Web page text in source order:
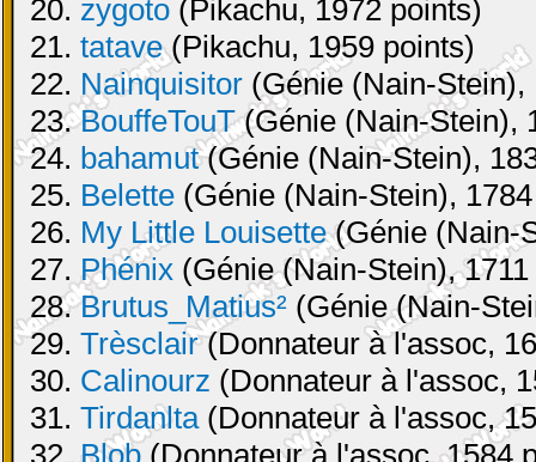
20. zygoto (Pikachu, 1972 points)
21. tatave(Pikachu, 1959 points)
22. Nainquisitor (Génie (Nain-Stein),
23.BouffeTouT(Génie (Nain-Stein),
24. bahamut(Génie (Nain-Stein),
25. Belette (Génie (Nain-Stein),
26. My Little Louisette(Génie (Nain-
27. Phénix (Génie (Nain-Stein),
28.Brutus_Matius² (Génie (Nain-
29. Trèsclair(Donnateur à l'assoc,
30. Calinourz (Donnateur à l'assoc,
31. Tirdanlta(Donnateur à l'assoc,
32.Blob (Donnateur à l'assoc, 1584